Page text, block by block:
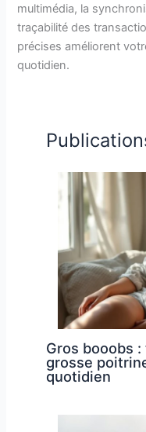
multimédia, la
traçabilité des
précises améliorent
quotidien.
Gros booobs
grosse
quotidien